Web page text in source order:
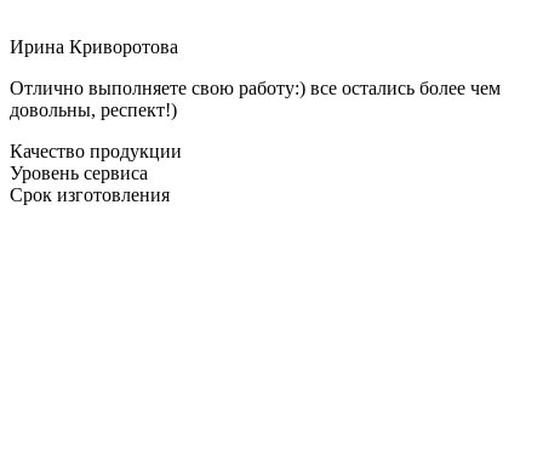
Ирина Криворотова
Отлично выполняете свою работу:) все остались более чем
довольны, респект!)
Качество продукции
Уровень сервиса
Срок изготовления